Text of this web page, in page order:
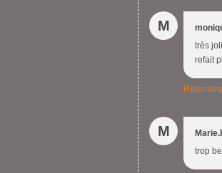
M
très
refait
Répondre
M
trop